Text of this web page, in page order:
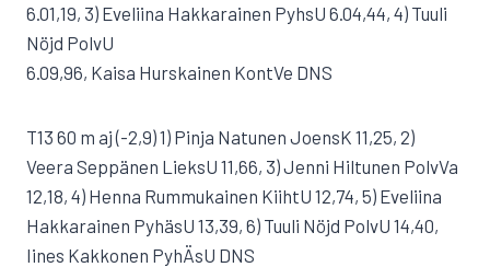
6.01,19, 3) Eveliina Hakkarainen PyhsU 6.04,44, 4) Tuuli
Nöjd PolvU
6.09,96, Kaisa Hurskainen KontVe DNS
T13 60 m aj (-2,9) 1) Pinja Natunen JoensK 11,25, 2)
Veera Seppänen LieksU 11,66, 3) Jenni Hiltunen PolvVa
12,18, 4) Henna Rummukainen KiihtU 12,74, 5) Eveliina
Hakkarainen PyhäsU 13,39, 6) Tuuli Nöjd PolvU 14,40,
Iines Kakkonen PyhÄsU DNS